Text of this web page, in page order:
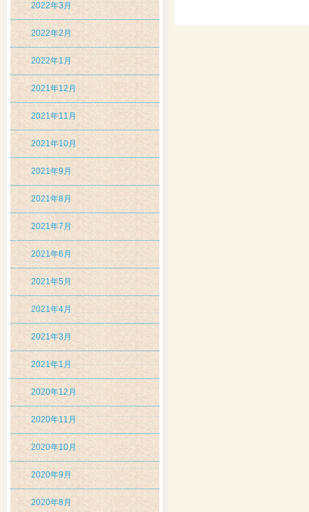
2022年3月
2022年2月
2022年1月
2021年12月
2021年11月
2021年10月
2021年9月
2021年8月
2021年7月
2021年6月
2021年5月
2021年4月
2021年3月
2021年1月
2020年12月
2020年11月
2020年10月
2020年9月
2020年8月